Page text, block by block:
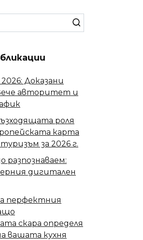
Доказани
авторитет и
роля
карта
за 2026 г.
дигитален
перфектния
скара определя
вашата кухня